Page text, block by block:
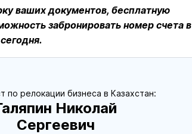
ваших документов, бесплатную
забронировать номер счета в
по релокации бизнеса в Казахстан:
Николай
Сергеевич